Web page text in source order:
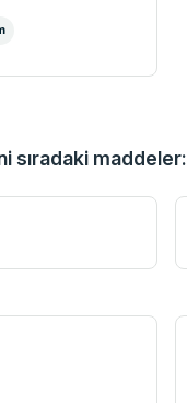
sıradaki maddeler: